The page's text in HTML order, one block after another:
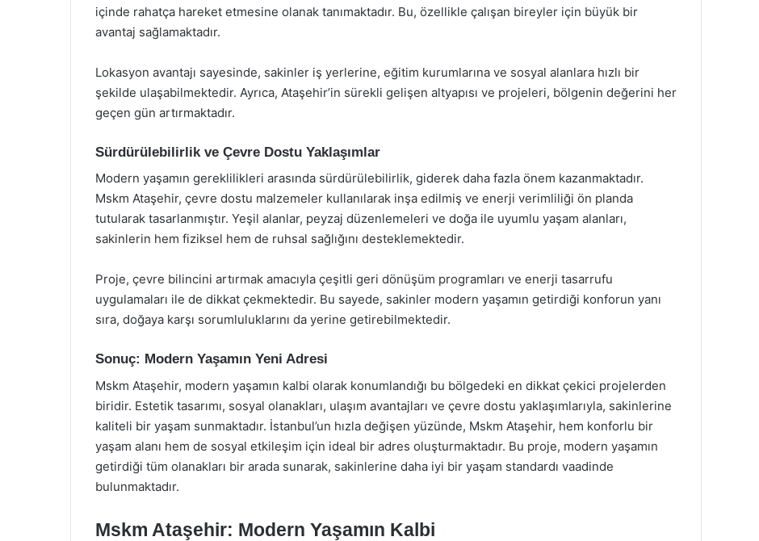
içinde rahatça hareket etmesine olanak tanımaktadır. Bu, özellikle çalışan bireyler için büyük bir
avantaj sağlamaktadır.
Lokasyon avantajı sayesinde, sakinler iş yerlerine, eğitim kurumlarına ve sosyal alanlara hızlı bir
şekilde ulaşabilmektedir. Ayrıca, Ataşehir’in sürekli gelişen altyapısı ve projeleri, bölgenin değerini her
geçen gün artırmaktadır.
Sürdürülebilirlik ve Çevre Dostu Yaklaşımlar
Modern yaşamın gereklilikleri arasında sürdürülebilirlik, giderek daha fazla önem kazanmaktadır.
Mskm Ataşehir, çevre dostu malzemeler kullanılarak inşa edilmiş ve enerji verimliliği ön planda
tutularak tasarlanmıştır. Yeşil alanlar, peyzaj düzenlemeleri ve doğa ile uyumlu yaşam alanları,
sakinlerin hem fiziksel hem de ruhsal sağlığını desteklemektedir.
Proje, çevre bilincini artırmak amacıyla çeşitli geri dönüşüm programları ve enerji tasarrufu
uygulamaları ile de dikkat çekmektedir. Bu sayede, sakinler modern yaşamın getirdiği konforun yanı
sıra, doğaya karşı sorumluluklarını da yerine getirebilmektedir.
Sonuç: Modern Yaşamın Yeni Adresi
Mskm Ataşehir, modern yaşamın kalbi olarak konumlandığı bu bölgedeki en dikkat çekici projelerden
biridir. Estetik tasarımı, sosyal olanakları, ulaşım avantajları ve çevre dostu yaklaşımlarıyla, sakinlerine
kaliteli bir yaşam sunmaktadır. İstanbul’un hızla değişen yüzünde, Mskm Ataşehir, hem konforlu bir
yaşam alanı hem de sosyal etkileşim için ideal bir adres oluşturmaktadır. Bu proje, modern yaşamın
getirdiği tüm olanakları bir arada sunarak, sakinlerine daha iyi bir yaşam standardı vaadinde
bulunmaktadır.
Mskm Ataşehir: Modern Yaşamın Kalbi